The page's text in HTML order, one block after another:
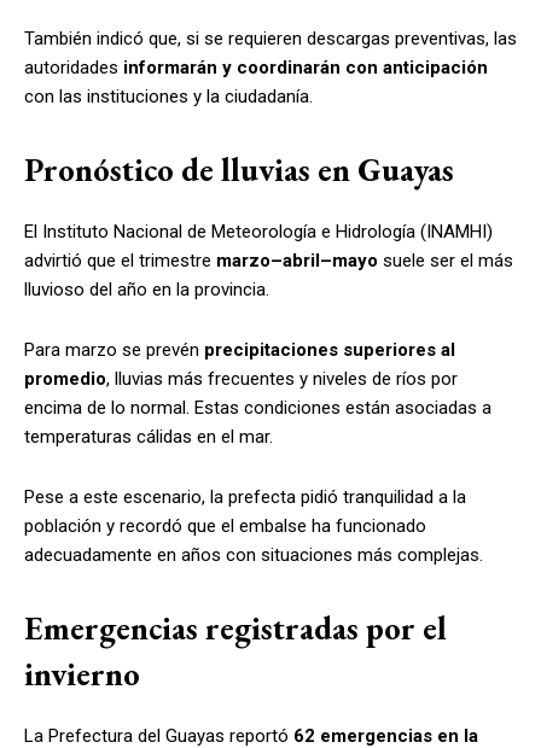
También indicó que, si se requieren descargas preventivas, las
autoridades informarán y coordinarán con anticipación
con las instituciones y la ciudadanía.
Pronóstico de lluvias en Guayas
El Instituto Nacional de Meteorología e Hidrología (INAMHI)
advirtió que el trimestre marzo–abril–mayo suele ser el más
lluvioso del año en la provincia.
Para marzo se prevén precipitaciones superiores al
promedio, lluvias más frecuentes y niveles de ríos por
encima de lo normal. Estas condiciones están asociadas a
temperaturas cálidas en el mar.
Pese a este escenario, la prefecta pidió tranquilidad a la
población y recordó que el embalse ha funcionado
adecuadamente en años con situaciones más complejas.
Emergencias registradas por el
invierno
La Prefectura del Guayas reportó 62 emergencias en la